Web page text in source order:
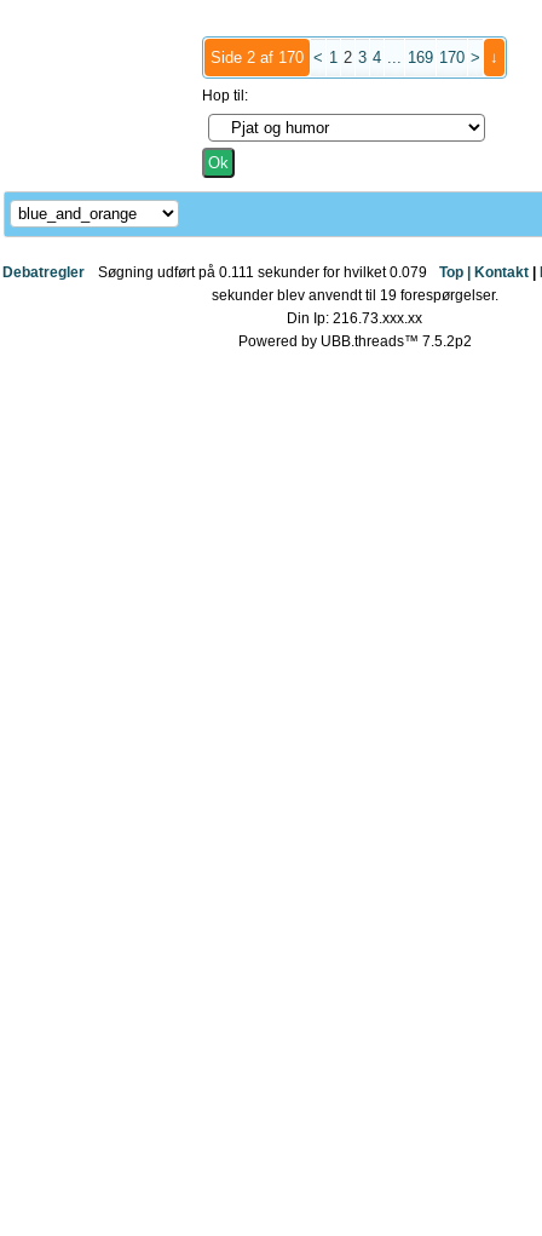
Side 2 af 170 < 1 2 3 4 ... 169 170 > ↓
Hop til:
Debatregler Top | Kontakt
Søgning udført på 0.111 sekunder for hvilket 0.079
sekunder blev anvendt til 19 forespørgelser.
Din Ip: 216.73.xxx.xx
Powered by UBB.threads™ 7.5.2p2